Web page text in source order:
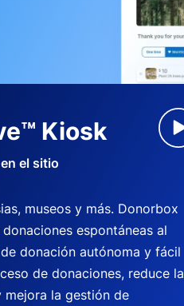
Kiosk
el sitio
museos y más. Donorbox
espontáneas al
donación autónoma y fácil
de donaciones, reduce la
mejora la gestión de